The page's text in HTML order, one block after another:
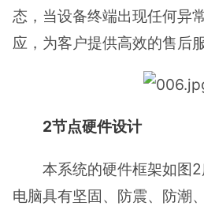
态，当设备终端出现任何异
应，为客户提供高效的售后服
2节点硬件设计
本系统的硬件框架如图2
电脑具有坚固、防震、防潮